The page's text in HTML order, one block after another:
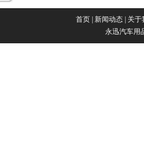
首页 新闻动态
关于
永迅汽车用